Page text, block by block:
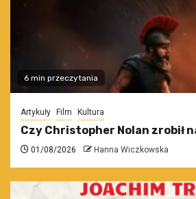
6 min przeczytania
Artykuły Film Kultura
Czy Christopher Nolan zrobił
01/08/2026 Hanna Wiczkowska